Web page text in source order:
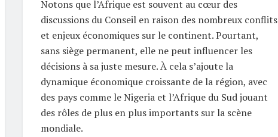
Notons que l’Afrique est souvent au cœur des
discussions du Conseil en raison des nombreux conflits
et enjeux économiques sur le continent. Pourtant,
sans siège permanent, elle ne peut influencer les
décisions à sa juste mesure. À cela s’ajoute la
dynamique économique croissante de la région, avec
des pays comme le Nigeria et l’Afrique du Sud jouant
des rôles de plus en plus importants sur la scène
mondiale.